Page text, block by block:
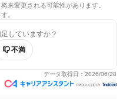
来変更される可能性があります。
。
していますか？
不満
データ取得日： 2026/06/28